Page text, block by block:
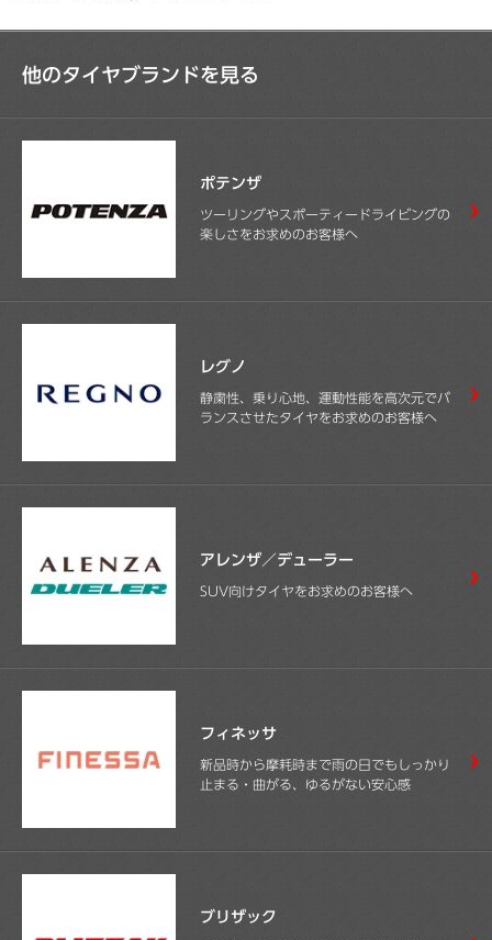
他のタイヤブランドを見る
ポテンザ
ツーリングやスポーティードライビングの
楽しさをお求めのお客様へ
レグノ
静粛性、乗り心地、運動性能を高次元でバ
ランスさせたタイヤをお求めのお客様へ
アレンザ／デューラー
SUV向けタイヤをお求めのお客様へ
フィネッサ
新品時から摩耗時まで雨の日でもしっかり
止まる・曲がる、ゆるがない安心感
ブリザック